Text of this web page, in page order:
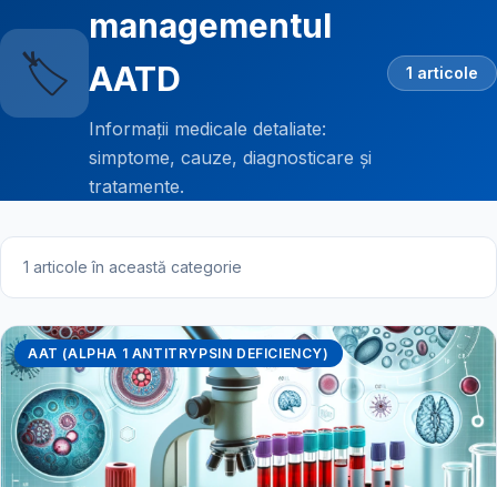
🏷️
managementul
AATD
Informații medicale detaliate:
simptome, cauze, diagnosticare și
tratamente.
1 articole
1 articole în această categorie
AAT (ALPHA 1 ANTITRYPSIN DEFICIENCY)